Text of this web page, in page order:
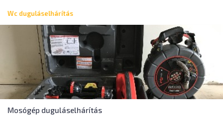
Wc duguláselhárítás
Mosógép duguláselhárítás